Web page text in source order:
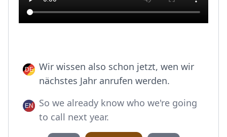
Wir wissen also schon jetzt, wen wir
nächstes Jahr anrufen werden.
So we already know who we're going
to call next year.